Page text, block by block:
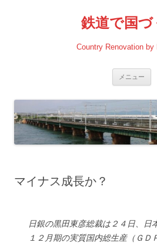
鉄道で国づ
Country Renovation by
メニュー
マイナス成長か？
日銀の黒田東彦総裁は２４日、日
１２月期の実質国内総生産（ＧＤ